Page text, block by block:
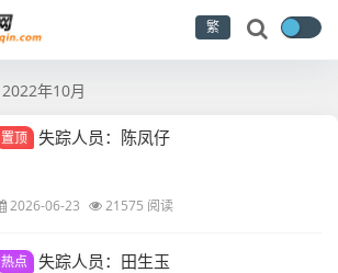
繁
2022年10月
置顶 失踪人员：陈凤仔
2026-06-23 21575 阅读
热点 失踪人员：田生玉